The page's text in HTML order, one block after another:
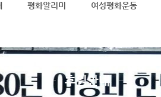
평화알리미 여성평화운동
후원안내